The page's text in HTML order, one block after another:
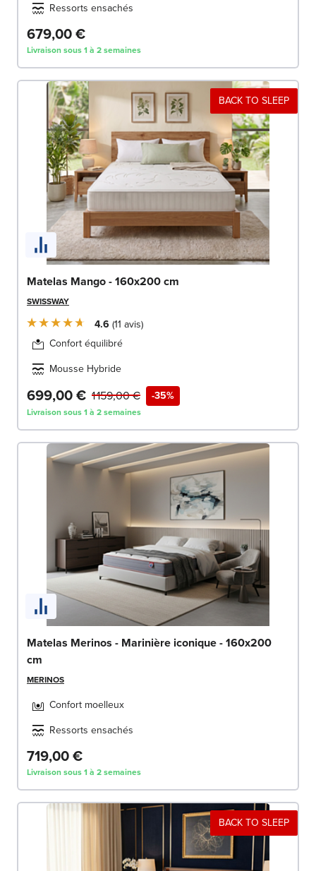
Ressorts ensachés
679,00 €
Livraison sous 1 à 2 semaines
BACK TO SLEEP
Matelas Mango - 160x200 cm
SWISSWAY
4.6 11 avis
Confort équilibré
Mousse Hybride
699,00 € -35%
1 159,00 €
Livraison sous 1 à 2 semaines
Matelas Merinos - Marinière iconique - 160x200
cm
MERINOS
Confort moelleux
Ressorts ensachés
719,00 €
Livraison sous 1 à 2 semaines
BACK TO SLEEP